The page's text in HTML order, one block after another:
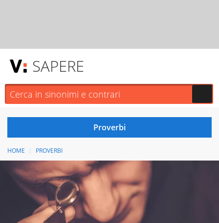
SAPERE
HOME PROVERBI